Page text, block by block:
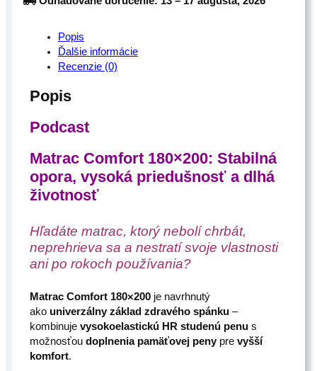
o
Popis
Ďalšie informácie
Recenzie (0)
Popis
Podcast
Matrac Comfort 180×200: Stabilná
opora, vysoká priedušnosť a dlhá
životnosť
Hľadáte matrac, ktorý nebolí chrbát,
neprehrieva sa a nestratí svoje vlastnosti
ani po rokoch používania?
Matrac Comfort 180×200 je navrhnutý
ako univerzálny základ zdravého spánku–
kombinuje vysokoelastickú HR studenú penus
možnosťou doplnenia pamäťovej penypre vyšší
komfort.